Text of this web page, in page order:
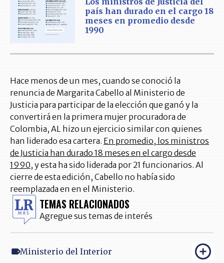
país han durado en el cargo 18
meses en promedio desde
1990
Hace menos de un mes, cuando se conoció la
renuncia de Margarita Cabello al Ministerio de
Justicia para participar de la elección que ganó y la
convertirá en la primera mujer procuradora de
Colombia, AL hizo un ejercicio similar con quienes
han liderado esa cartera. En promedio, los ministros
de Justicia han durado 18 meses en el cargo desde
1990, y esta ha sido liderada por 21 funcionarios. Al
cierre de esta edición, Cabello no había sido
reemplazada en en el Ministerio.
TEMAS RELACIONADOS
Agregue sus temas de interés
Ministerio del Interior